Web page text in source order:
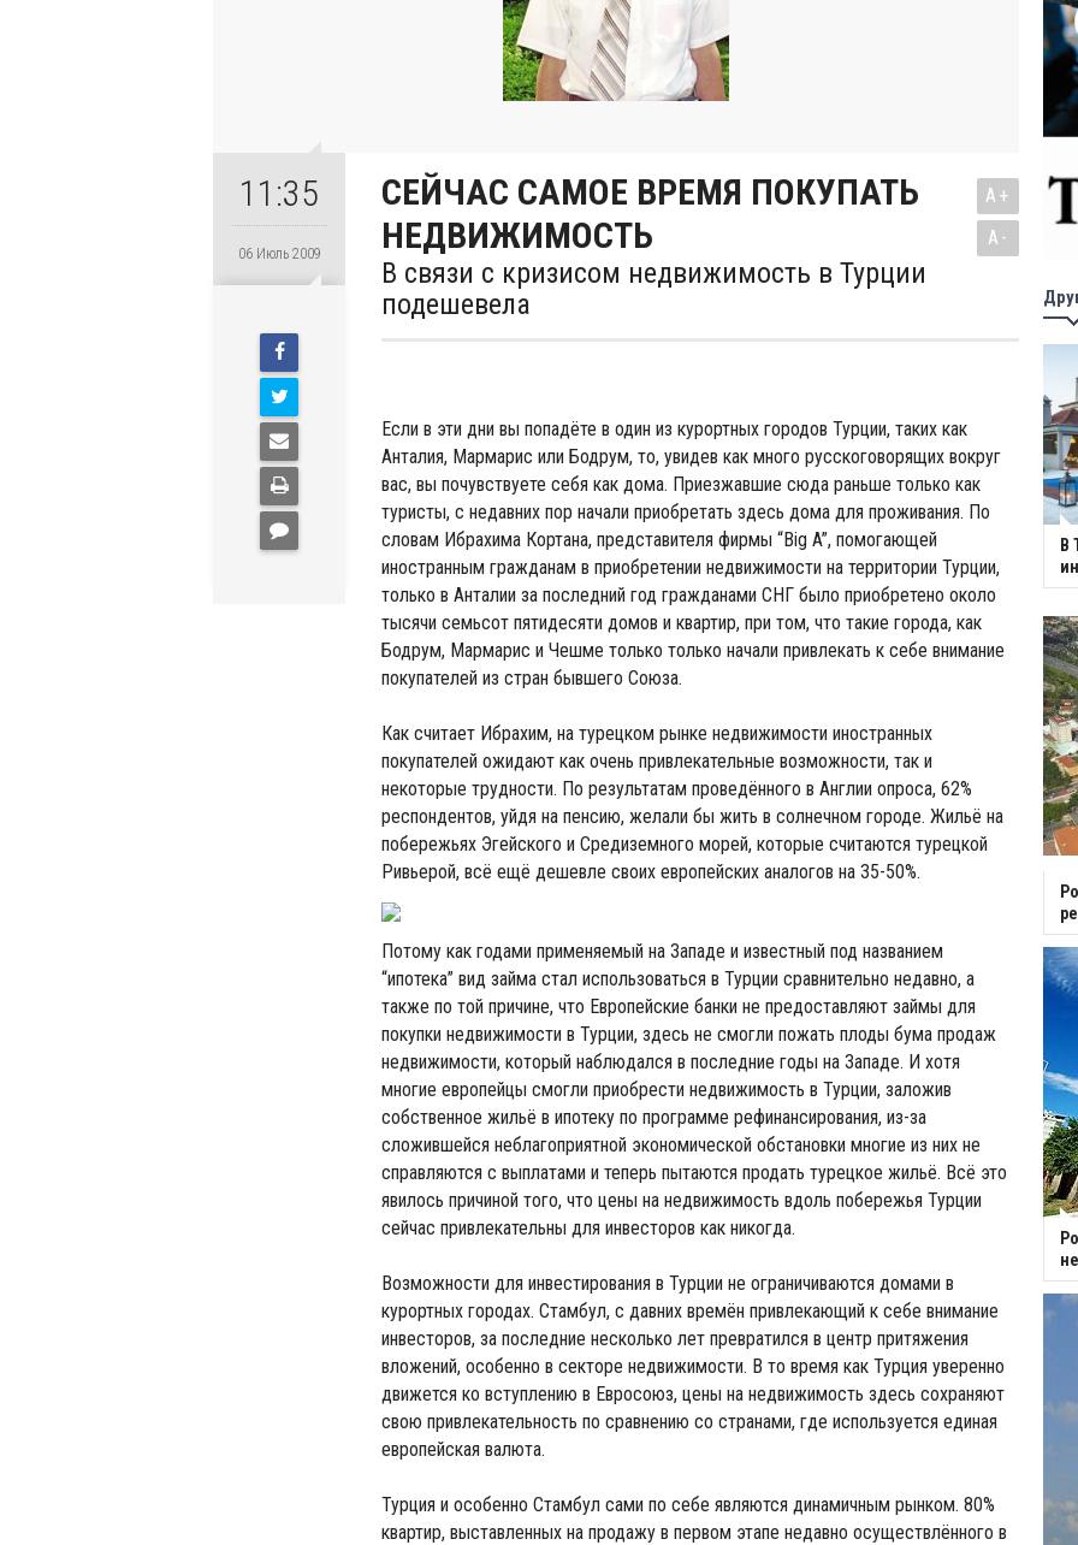
11:35
06 Июль 2009
СЕЙЧАС САМОЕ ВРЕМЯ ПОКУПАТЬ
НЕДВИЖИМОСТЬ
В связи с кризисом недвижимость в Турции
подешевела
A+
A-
Если в эти дни вы попадёте в один из курортных городов Турции, таких как
Анталия, Мармарис или Бодрум, то, увидев как много русскоговорящих вокруг
вас, вы почувствуете себя как дома. Приезжавшие сюда раньше только как
туристы, с недавних пор начали приобретать здесь дома для проживания. По
словам Ибрахима Кортана, представителя фирмы “Big A”, помогающей
иностранным гражданам в приобретении недвижимости на территории Турции,
только в Анталии за последний год гражданами СНГ было приобретено около
тысячи семьсот пятидесяти домов и квартир, при том, что такие города, как
Бодрум, Мармарис и Чешме только только начали привлекать к себе внимание
покупателей из стран бывшего Союза.
Как считает Ибрахим, на турецком рынке недвижимости иностранных
покупателей ожидают как очень привлекательные возможности, так и
некоторые трудности. По результатам проведённого в Англии опроса, 62%
респондентов, уйдя на пенсию, желали бы жить в солнечном городе. Жильё на
побережьях Эгейского и Средиземного морей, которые считаются турецкой
Ривьерой, всё ещё дешевле своих европейских аналогов на 35-50%.
Потому как годами применяемый на Западе и известный под названием
“ипотека” вид займа стал использоваться в Турции сравнительно недавно, а
также по той причине, что Европейские банки не предоставляют займы для
покупки недвижимости в Турции, здесь не смогли пожать плоды бума продаж
недвижимости, который наблюдался в последние годы на Западе. И хотя
многие европейцы смогли приобрести недвижимость в Турции, заложив
собственное жильё в ипотеку по программе рефинансирования, из-за
сложившейся неблагоприятной экономической обстановки многие из них не
справляются с выплатами и теперь пытаются продать турецкое жильё. Всё это
явилось причиной того, что цены на недвижимость вдоль побережья Турции
сейчас привлекательны для инвесторов как никогда.
Возможности для инвестирования в Турции не ограничиваются домами в
курортных городах. Стамбул, с давних времён привлекающий к себе внимание
инвесторов, за последние несколько лет превратился в центр притяжения
вложений, особенно в секторе недвижимости. В то время как Турция уверенно
движется ко вступлению в Евросоюз, цены на недвижимость здесь сохраняют
свою привлекательность по сравнению со странами, где используется единая
европейская валюта.
Турция и особенно Стамбул сами по себе являются динамичным рынком. 80%
квартир, выставленных на продажу в первом этапе недавно осуществлённого в
В